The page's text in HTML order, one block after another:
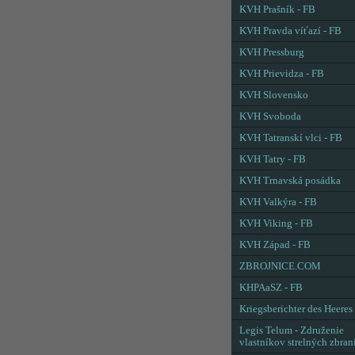
KVH Prašník - FB
KVH Pravda víťazí - FB
KVH Pressburg
KVH Prievidza - FB
KVH Slovensko
KVH Svoboda
KVH Tatranskí vlci - FB
KVH Tatry - FB
KVH Trnavská posádka
KVH Valkýra - FB
KVH Viking - FB
KVH Západ - FB
ZBROJNICE.COM
KHPAaSZ - FB
Kriegsberichter des Heeres
Legis Telum - Združenie
vlastníkov strelných